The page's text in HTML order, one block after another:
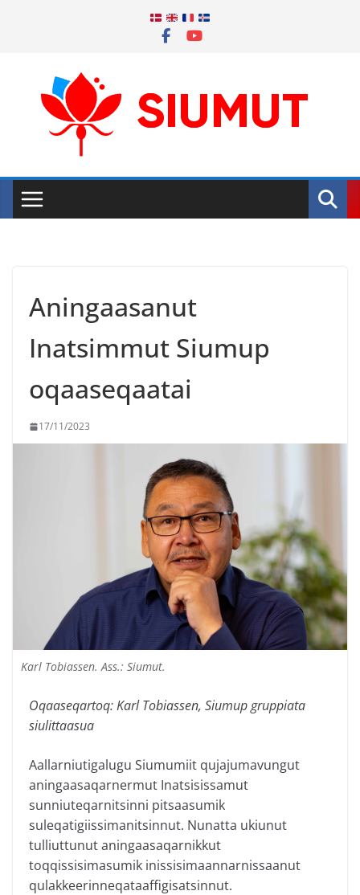
Aningaasanut
Inatsimmut Siumup
oqaaseqaatai
17/11/2023
Karl Tobiassen. Ass.: Siumut.
Oqaaseqartoq: Karl Tobiassen, Siumup gruppiata
siulittaasua
Aallarniutigalugu Siumumiit qujajumavungut
aningaasaqarnermut Inatsisissamut
sunniuteqarnitsinni pitsaasumik
suleqatigiissimanitsinnut. Nunatta ukiunut
tulliuttunut aningaasaqarnikkut
toqqissisimasumik inissisimaannarnissaanut
qulakkeerinneqataaffigisatsinnut.